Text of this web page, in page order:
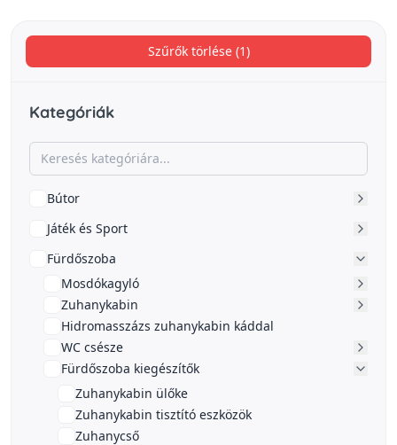
Szűrők törlése (1)
Kategóriák
Bútor
Játék és Sport
Fürdőszoba
Mosdókagyló
Zuhanykabin
Hidromasszázs zuhanykabin káddal
WC csésze
Fürdőszoba kiegészítők
Zuhanykabin ülőke
Zuhanykabin tisztító eszközök
Zuhanycső